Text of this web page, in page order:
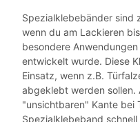
Spezialklebebänder sind
wenn du am Lackieren
besondere
entwickelt wurde. Diese
Einsatz, wenn z.B.
abgeklebt werden sollen.
"unsichtbaren" Kante bei
Spezialklebeband